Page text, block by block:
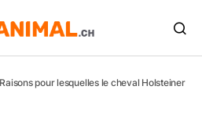
pour lesquelles le cheval Holsteiner